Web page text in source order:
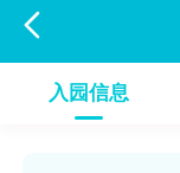

入园信息